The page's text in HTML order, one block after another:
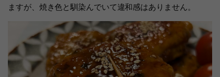
ますが、焼き色と馴染んでいて違和感はありません。